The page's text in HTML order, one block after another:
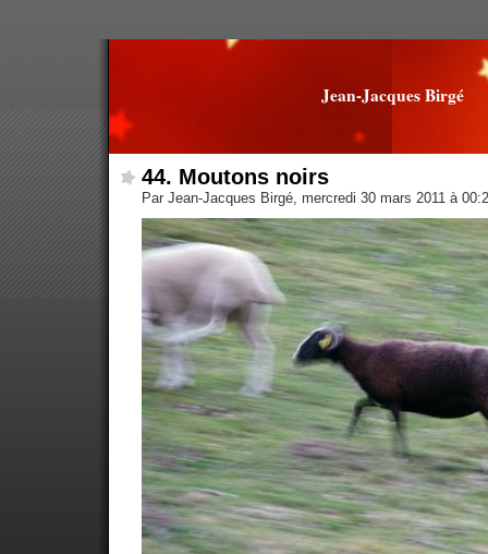
Jean-Jacques Birgé
44. Moutons noirs
Par Jean-Jacques Birgé, mercredi 30 mars 2011 à